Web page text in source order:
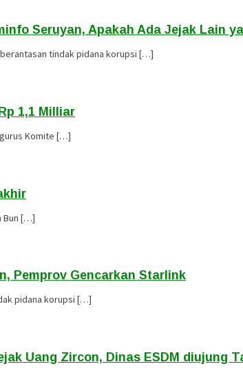
Seruyan, Apakah Ada Jejak Lain
tindak pidana korupsi […]
1,1 Milliar
Komite […]
Bun […]
Pemprov Gencarkan Starlink
pidana korupsi […]
Uang Zircon, Dinas ESDM diujung